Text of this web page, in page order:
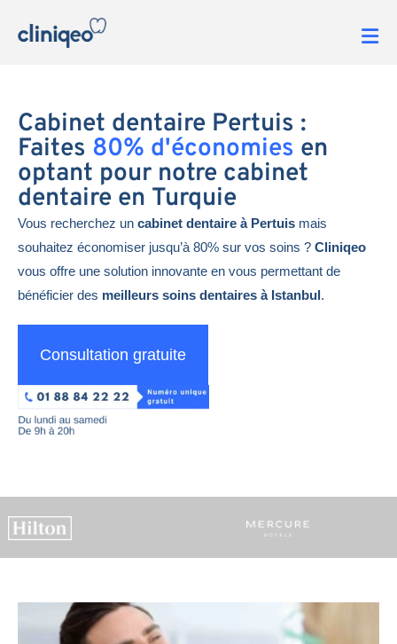
Cabinet dentaire Pertuis :
Faites 80% d'économies en
optant pour notre cabinet
dentaire en Turquie
Vous recherchez un cabinet dentaire à Pertuis mais
souhaitez économiser jusqu’à 80% sur vos soins ? Cliniqeo
vous offre une solution innovante en vous permettant de
bénéficier des meilleurs soins dentaires à Istanbul.
Consultation gratuite